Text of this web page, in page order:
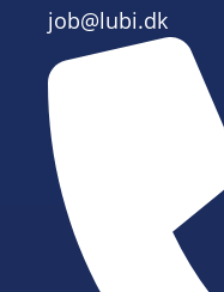
job@lubi.dk